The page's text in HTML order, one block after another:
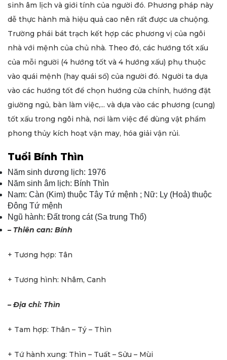
sinh âm lịch và giới tính của người đó. Phương pháp này
dễ thực hành mà hiệu quả cao nên rất được ưa chuộng.
Trường phái bát trạch kết hợp các phương vị của ngôi
nhà với mệnh của chủ nhà. Theo đó, các hướng tốt xấu
của mỗi người (4 hướng tốt và 4 hướng xấu) phụ thuộc
vào quái mệnh (hay quái số) của người đó. Người ta dựa
vào các hướng tốt để chọn hướng cửa chính, hướng đặt
giường ngủ, bàn làm việc,... và dựa vào các phương (cung)
tốt xấu trong ngôi nhà, nơi làm việc để dùng vật phẩm
phong thủy kích hoạt vận may, hóa giải vận rủi.
Tuổi Bính Thìn
Năm sinh dương lịch: 1976
Năm sinh âm lịch: Bính Thìn
Nam: Càn (Kim) thuộc Tây Tứ mệnh ; Nữ: Ly (Hoả) thuộc
Đông Tứ mệnh
Ngũ hành: Ðất trong cát (Sa trung Thổ)
– Thiên can: Bính
+ Tương hợp: Tân
+ Tương hình: Nhâm, Canh
– Địa chi: Thìn
+ Tam hợp: Thân – Tý – Thìn
+ Tứ hành xung: Thìn – Tuất – Sửu – Mùi